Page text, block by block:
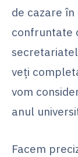
de cazare
confruntate
veți
vom
anul
Facem